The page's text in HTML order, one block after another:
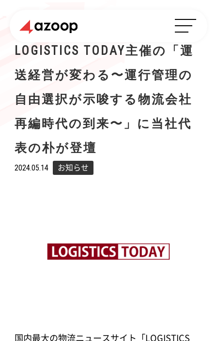
LOGISTICS TODAY主催の「運
送経営が変わる〜運行管理の
自由選択が示唆する物流会社
再編時代の到来〜」に当社代
表の朴が登壇
2024.05.14 お知らせ
国内最大の物流ニュースサイト「LOGISTICS